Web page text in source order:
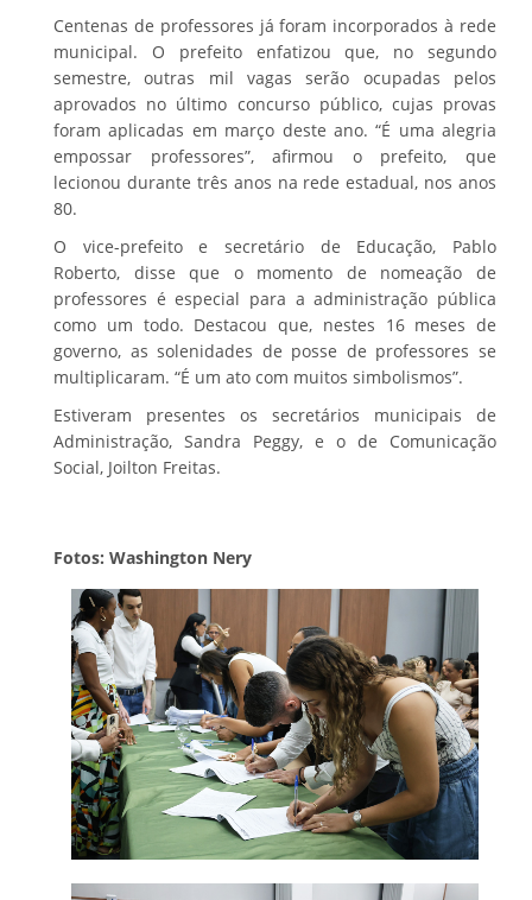
Centenas de professores já foram incorporados à rede
municipal. O prefeito enfatizou que, no segundo
semestre, outras mil vagas serão ocupadas pelos
aprovados no último concurso público, cujas provas
foram aplicadas em março deste ano. “É uma alegria
empossar professores”, afirmou o prefeito, que
lecionou durante três anos na rede estadual, nos anos
80.
O vice-prefeito e secretário de Educação, Pablo
Roberto, disse que o momento de nomeação de
professores é especial para a administração pública
como um todo. Destacou que, nestes 16 meses de
governo, as solenidades de posse de professores se
multiplicaram. “É um ato com muitos simbolismos”.
Estiveram presentes os secretários municipais de
Administração, Sandra Peggy, e o de Comunicação
Social, Joilton Freitas.
Fotos: Washington Nery